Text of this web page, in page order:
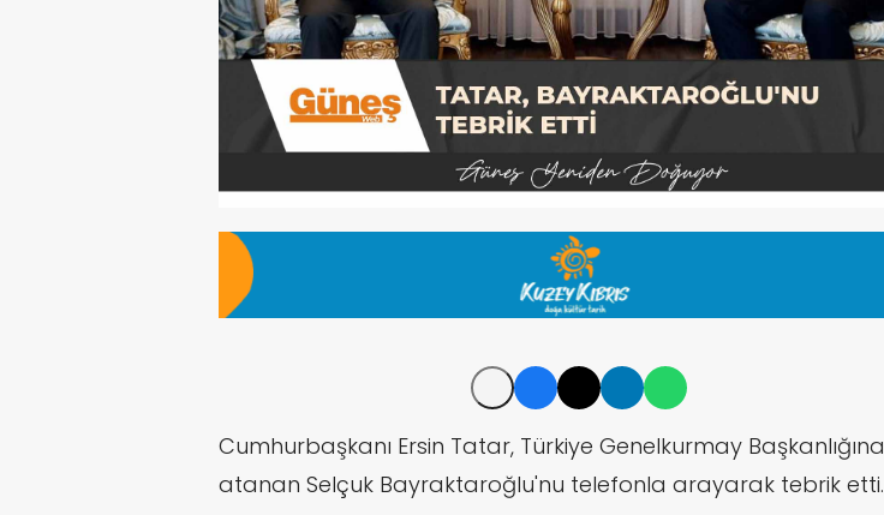
Cumhurbaşkanı Ersin Tatar, Türkiye Genelkurmay Başkanlığına
atanan Selçuk Bayraktaroğlu'nu telefonla arayarak tebrik etti.